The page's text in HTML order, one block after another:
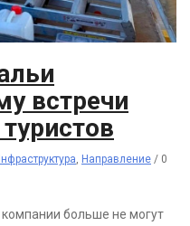
встречи
, Направление / 0
больше не могут